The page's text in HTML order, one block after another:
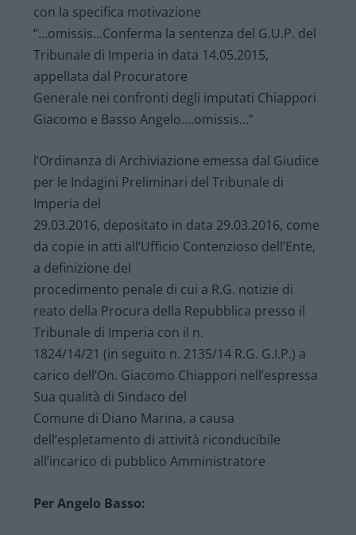
con la specifica motivazione
“…omissis…Conferma la sentenza del G.U.P. del
Tribunale di Imperia in data 14.05.2015,
appellata dal Procuratore
Generale nei confronti degli imputati Chiappori
Giacomo e Basso Angelo….omissis…”
l’Ordinanza di Archiviazione emessa dal Giudice
per le Indagini Preliminari del Tribunale di
Imperia del
29.03.2016, depositato in data 29.03.2016, come
da copie in atti all’Ufficio Contenzioso dell’Ente,
a definizione del
procedimento penale di cui a R.G. notizie di
reato della Procura della Repubblica presso il
Tribunale di Imperia con il n.
1824/14/21 (in seguito n. 2135/14 R.G. G.I.P.) a
carico dell’On. Giacomo Chiappori nell’espressa
Sua qualità di Sindaco del
Comune di Diano Marina, a causa
dell’espletamento di attività riconducibile
all’incarico di pubblico Amministratore
Per Angelo Basso: